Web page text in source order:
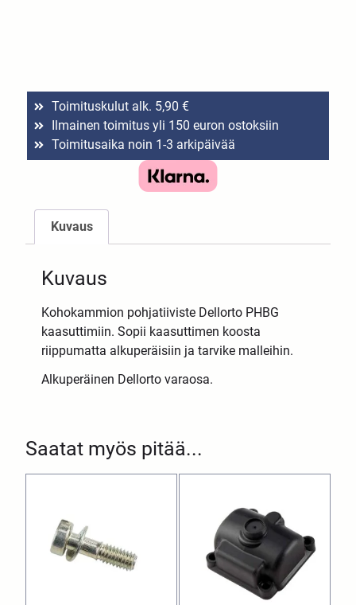
Toimituskulut alk. 5,90 €
Ilmainen toimitus yli 150 euron ostoksiin
Toimitusaika noin 1-3 arkipäivää
Saatat myös pitää...
Kuvaus
Kuvaus
Kohokammion pohjatiiviste Dellorto PHBG
kaasuttimiin. Sopii kaasuttimen koosta
riippumatta alkuperäisiin ja tarvike malleihin.
Alkuperäinen Dellorto varaosa.